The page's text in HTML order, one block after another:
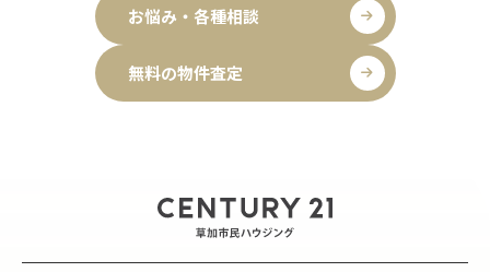
お悩み・各種相談
無料の物件査定